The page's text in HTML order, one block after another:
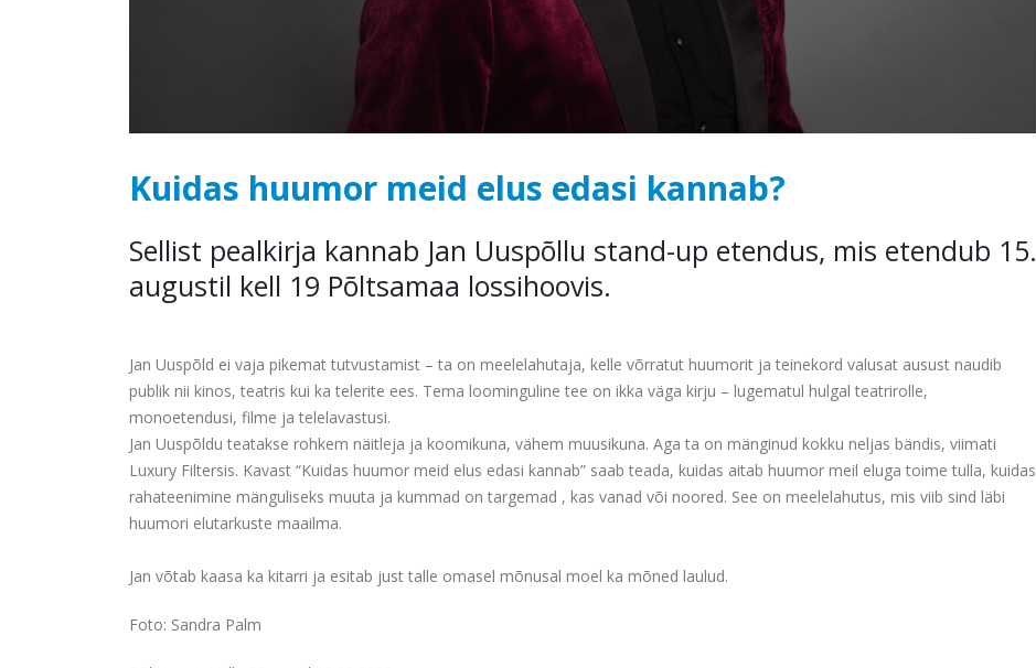
Kuidas huumor meid elus edasi kannab?
Sellist pealkirja kannab Jan Uuspõllu stand-up etendus, mis etendub 15.
augustil kell 19 Põltsamaa lossihoovis.
Jan Uuspõld ei vaja pikemat tutvustamist – ta on meelelahutaja, kelle võrratut huumorit ja teinekord valusat ausust naudib
publik nii kinos, teatris kui ka telerite ees. Tema loominguline tee on ikka väga kirju – lugematul hulgal teatrirolle,
monoetendusi, filme ja telelavastusi.
Jan Uuspõldu teatakse rohkem näitleja ja koomikuna, vähem muusikuna. Aga ta on mänginud kokku neljas bändis, viimati
Luxury Filtersis. Kavast “Kuidas huumor meid elus edasi kannab” saab teada, kuidas aitab huumor meil eluga toime tulla, kuidas
rahateenimine mänguliseks muuta ja kummad on targemad , kas vanad või noored. See on meelelahutus, mis viib sind läbi
huumori elutarkuste maailma.
Jan võtab kaasa ka kitarri ja esitab just talle omasel mõnusal moel ka mõned laulud.
Foto: Sandra Palm